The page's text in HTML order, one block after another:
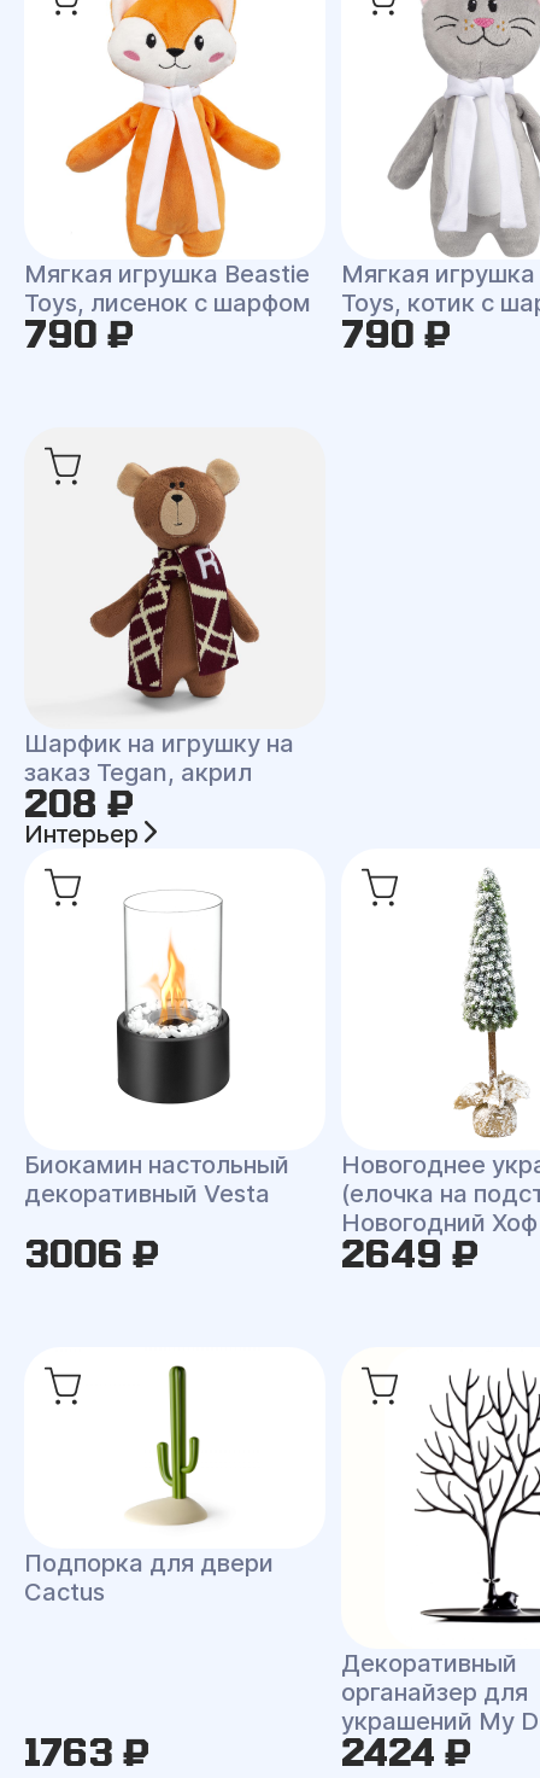
Мягкая игрушка Beastie
Toys, лисенок с шарфом
790 ₽
Мягкая
Toys, котик с
790 ₽
Шарфик на игрушку на
заказ Tegan, акрил
208 ₽
Интерьер
Биокамин настольный
декоративный Vesta
3006 ₽
Новогоднее
(елочка на
Новогодний Хоф
2649 ₽
Подпорка для двери
Cactus
1763 ₽
Декоративный
органайзер для
украшений My
2424 ₽